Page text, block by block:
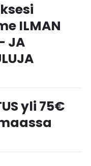
ILMAN
JA
yli 75€